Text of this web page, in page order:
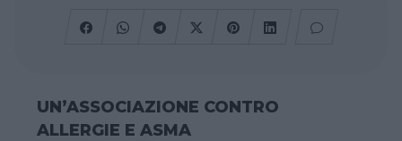
UN’ASSOCIAZIONE CONTRO
ALLERGIE E ASMA